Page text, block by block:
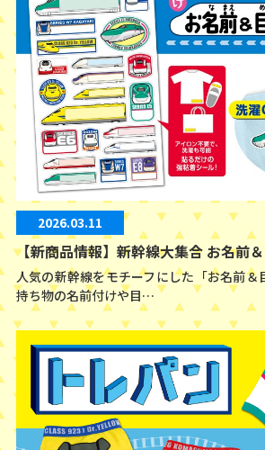
2026.03.11
【新商品情報】新幹線大集合 お名前
人気の新幹線をモチーフにした「お名前＆
持ち物の名前付けや目…